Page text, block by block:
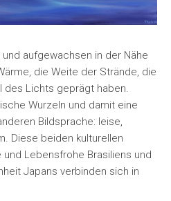
aufgewachsen in der Nähe
die Weite der Strände, die
des Lichts geprägt haben.
Wurzeln und damit eine
Bildsprache: leise,
Diese beiden kulturellen
und Lebensfrohe Brasiliens und
Japans verbinden sich in